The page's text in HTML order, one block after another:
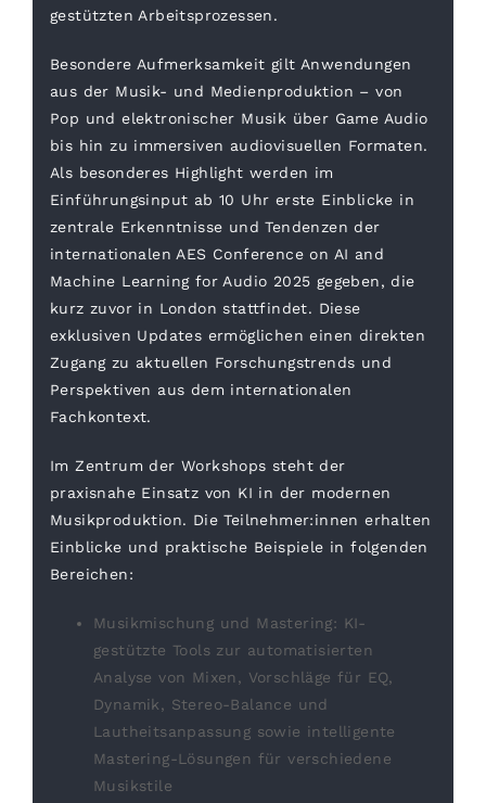
gestützten Arbeitsprozessen.
Besondere Aufmerksamkeit gilt Anwendungen
aus der Musik- und Medienproduktion – von
Pop und elektronischer Musik über Game Audio
bis hin zu immersiven audiovisuellen Formaten.
Als besonderes Highlight werden im
Einführungsinput ab 10 Uhr erste Einblicke in
zentrale Erkenntnisse und Tendenzen der
internationalen AES Conference on AI and
Machine Learning for Audio 2025 gegeben, die
kurz zuvor in London stattfindet. Diese
exklusiven Updates ermöglichen einen direkten
Zugang zu aktuellen Forschungstrends und
Perspektiven aus dem internationalen
Fachkontext.
Im Zentrum der Workshops steht der
praxisnahe Einsatz von KI in der modernen
Musikproduktion. Die Teilnehmer:innen erhalten
Einblicke und praktische Beispiele in folgenden
Bereichen:
Musikmischung und Mastering: KI-
gestützte Tools zur automatisierten
Analyse von Mixen, Vorschläge für EQ,
Dynamik, Stereo-Balance und
Lautheitsanpassung sowie intelligente
Mastering-Lösungen für verschiedene
Musikstile